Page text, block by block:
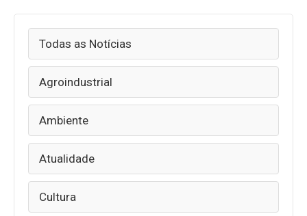
Todas as Notícias
Agroindustrial
Ambiente
Atualidade
Cultura